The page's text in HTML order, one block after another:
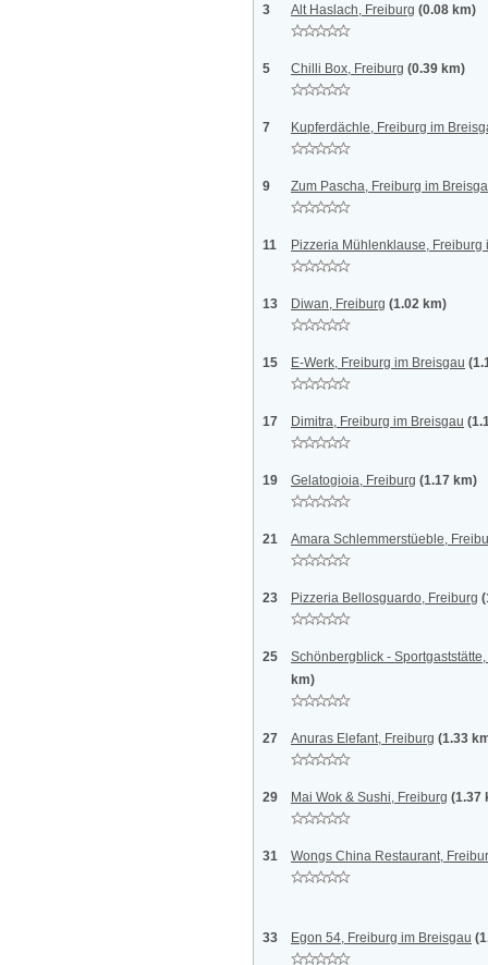
3 Alt Haslach, Freiburg (0.08 km)
5 Chilli Box, Freiburg (0.39 km)
7 Kupferdächle, Freiburg im
9 Zum Pascha, Freiburg im
11 Pizzeria Mühlenklause, Freiburg
13 Diwan, Freiburg (1.02 km)
15 E-Werk, Freiburg im Breisgau
17 Dimitra, Freiburg im Breisgau
19 Gelatogioia, Freiburg (1.17 km)
21 Amara Schlemmerstüeble,
23 Pizzeria Bellosguardo, Freiburg
25
Schönbergblick -
km)
27 Anuras Elefant, Freiburg (1.33
29 Mai Wok & Sushi, Freiburg (1.37
31 Wongs China Restaurant,
33 Egon 54, Freiburg im Breisgau